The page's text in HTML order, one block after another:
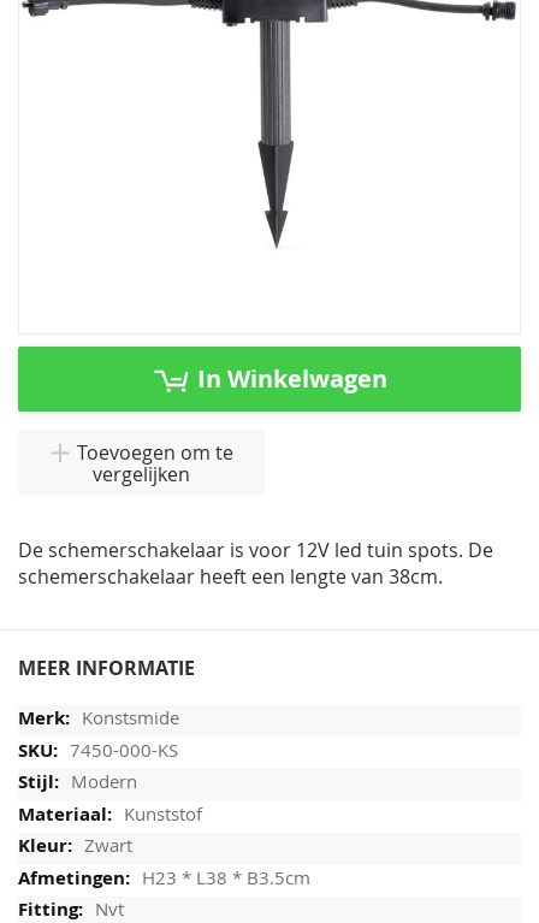
Ga
In Winkelwagen
Toevoegen om te
vergelijken
De schemerschakelaar is voor 12V led tuin spots. De
schemerschakelaar heeft een lengte van 38cm.
MEER INFORMATIE
Konstsmide
7450-000-KS
Modern
Kunststof
Zwart
H23 * L38 * B3.5cm
Nvt